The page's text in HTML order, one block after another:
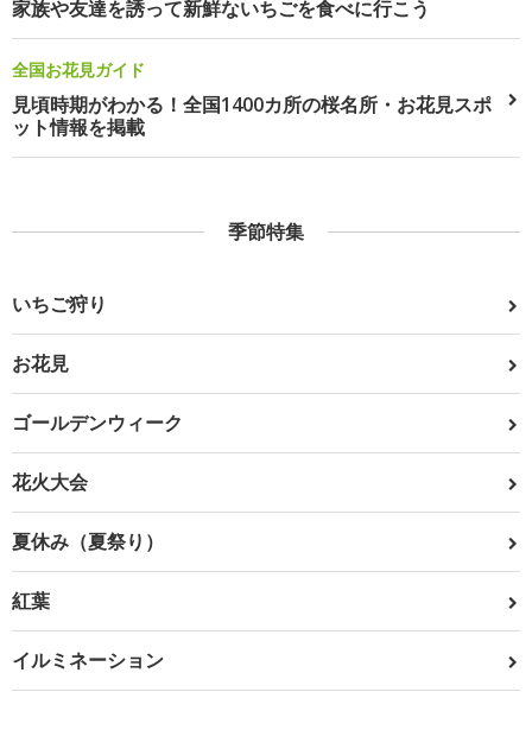
家族や友達を誘って新鮮ないちごを食べに行こう
全国お花見ガイド
見頃時期がわかる！全国1400カ所の桜名所・お花見スポ
ット情報を掲載
季節特集
いちご狩り
お花見
ゴールデンウィーク
花火大会
夏休み（夏祭り）
紅葉
イルミネーション